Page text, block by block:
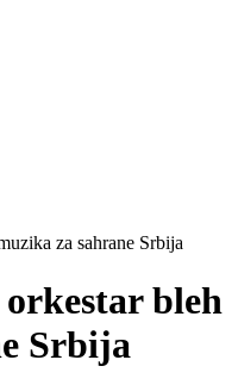
za sahrane Srbija
bleh
Srbija